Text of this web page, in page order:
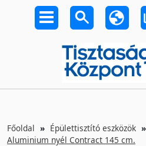
Főoldal Épülettisztító eszközök
Aluminium nyél Contract 145 cm.